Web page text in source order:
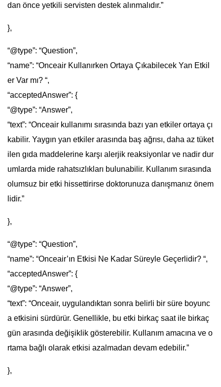
dan önce yetkili servisten destek alınmalıdır.”
},
“@type”: “Question”,
“name”: “Onceair Kullanırken Ortaya Çıkabilecek Yan Etkil
er Var mı? “,
“acceptedAnswer”: {
“@type”: “Answer”,
“text”: “Onceair kullanımı sırasında bazı yan etkiler ortaya çı
kabilir. Yaygın yan etkiler arasında baş ağrısı, daha az tüket
ilen gıda maddelerine karşı alerjik reaksiyonlar ve nadir dur
umlarda mide rahatsızlıkları bulunabilir. Kullanım sırasında
olumsuz bir etki hissettirirse doktorunuza danışmanız önem
lidir.”
},
“@type”: “Question”,
“name”: “Onceair’ın Etkisi Ne Kadar Süreyle Geçerlidir? “,
“acceptedAnswer”: {
“@type”: “Answer”,
“text”: “Onceair, uygulandıktan sonra belirli bir süre boyunc
a etkisini sürdürür. Genellikle, bu etki birkaç saat ile birkaç
gün arasında değişiklik gösterebilir. Kullanım amacına ve o
rtama bağlı olarak etkisi azalmadan devam edebilir.”
},